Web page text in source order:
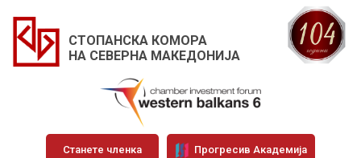
СТОПАНСКА КОМОРА
НА СЕВЕРНА МАКЕДОНИЈА
Станете членка Прогресив Академија